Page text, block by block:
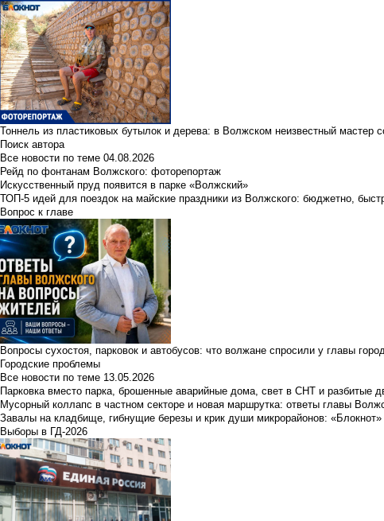
Тоннель из пластиковых бутылок и дерева: в Волжском неизвестный мастер
Поиск автора
Все новости по теме 04.08.2026
Рейд по фонтанам Волжского: фоторепортаж
Искусственный пруд появится в парке «Волжский»
ТОП-5 идей для поездок на майские праздники из Волжского: бюджетно,
Вопрос к главе
Вопросы сухостоя, парковок и автобусов: что волжане спросили у главы
Городские проблемы
Все новости по теме 13.05.2026
Парковка вместо парка, брошенные аварийные дома, свет в СНТ и разбитые
Мусорный коллапс в частном секторе и новая маршрутка: ответы главы
Завалы на кладбище, гибнущие березы и крик души микрорайонов:
Выборы в ГД-2026